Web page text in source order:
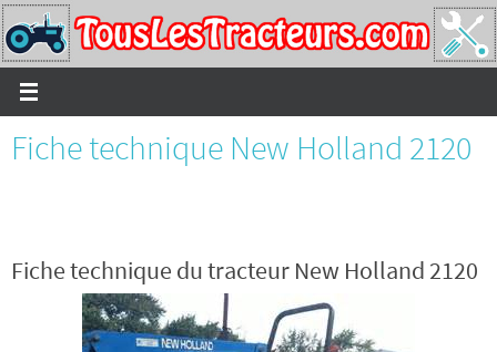
Passer
vers
le
contenu
Fiche technique New Holland 2120
Fiche technique du tracteur New Holland 2120